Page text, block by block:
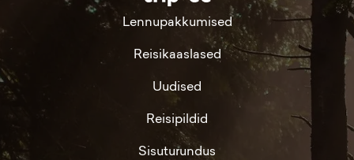
Lennupakkumised
Reisikaaslased
Uudised
Reisipildid
Sisuturundus